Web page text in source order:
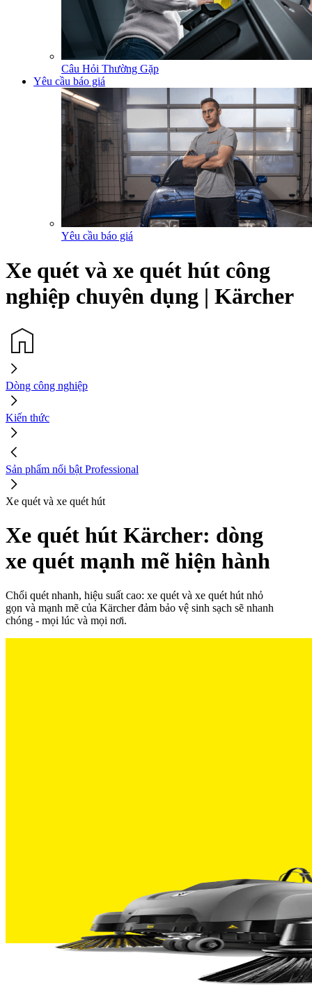
Câu Hỏi Thường Gặp
Yêu cầu báo giá
Yêu cầu báo giá
Xe quét và xe quét hút công
nghiệp chuyên dụng | Kärcher
Dòng công nghiệp
Kiến thức
Sản phẩm nổi bật Professional
Xe quét và xe quét hút
Xe quét hút Kärcher: dòng
xe quét mạnh mẽ hiện hành
Chổi quét nhanh, hiệu suất cao: xe quét và xe quét hút nhỏ
gọn và mạnh mẽ của Kärcher đảm bảo vệ sinh sạch sẽ nhanh
chóng - mọi lúc và mọi nơi.